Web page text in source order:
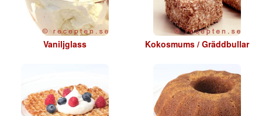
Vaniljglass Kokosmums / Gräddbullar